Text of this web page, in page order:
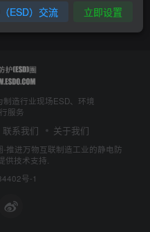
造行业现场ESD、环境
服务
联系我们 关于我们
-推进万物互联制造工业的静电防
供技术支持.
号-1
ESD）交流 立即设置